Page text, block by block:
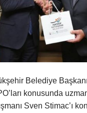
Belediye
konusunda
Sven Stimac’ı